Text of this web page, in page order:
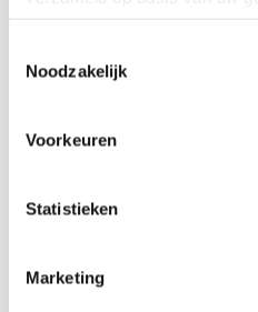
Noodzakelijk
Voorkeuren
Statistieken
Marketing